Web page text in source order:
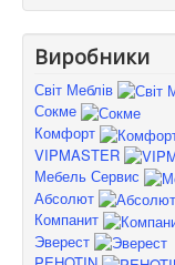
Виробники
Світ Меблів
Сокме
Комфорт
VIPMASTER
Мебель Сервис
Абсолют
Компанит
Эверест